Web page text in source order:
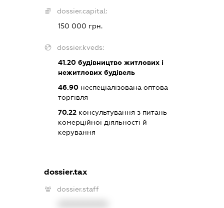
dossier.capital:
150 000 грн.
dossier.kveds:
41.20будівництво житлових і
нежитлових будівель
46.90неспеціалізована оптова
торгівля
70.22консультування з питань
комерційної діяльності й
керування
dossier.tax
dossier.staff